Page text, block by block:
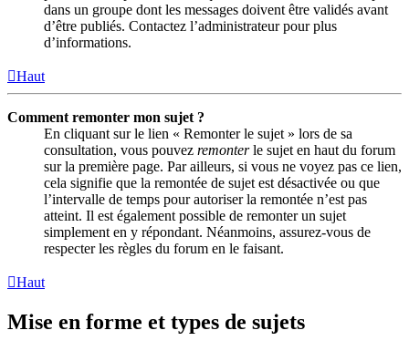
dans un groupe dont les messages doivent être validés avant
d’être publiés. Contactez l’administrateur pour plus
d’informations.
Haut
Comment remonter mon sujet ?
En cliquant sur le lien « Remonter le sujet » lors de sa
consultation, vous pouvez remonterle sujet en haut du forum
sur la première page. Par ailleurs, si vous ne voyez pas ce lien,
cela signifie que la remontée de sujet est désactivée ou que
l’intervalle de temps pour autoriser la remontée n’est pas
atteint. Il est également possible de remonter un sujet
simplement en y répondant. Néanmoins, assurez-vous de
respecter les règles du forum en le faisant.
Haut
Mise en forme et types de sujets